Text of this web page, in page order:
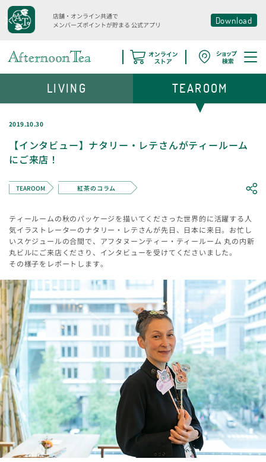
店舗・オンライン共通で
メンバーズポイントが貯まる 公式アプリ Download
2019.10.30
【インタビュー】ナタリー・レテさんがティールーム
にご来店！
TEAROOM 紅茶のコラム
ティールームの秋のパッケージを描いてくださった世界的に活躍する人
気イラストレーターのナタリー・レテさんが先日、日本に来日。お忙し
いスケジュールの合間で、アフタヌーンティー・ティールーム 丸の内新
丸ビルにご来店くださり、インタビューを受けてくださいました。
その様子をレポートします。
LIVING TEAROOM